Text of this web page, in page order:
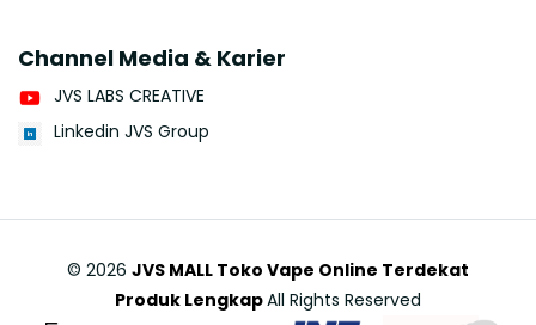
Channel Media & Karier
JVS LABS CREATIVE
Linkedin JVS Group
© 2026 JVS MALL Toko Vape Online Terdekat
Produk LengkapAll Rights Reserved